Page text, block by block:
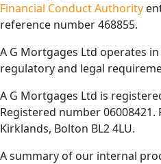
Financial Conduct Authority
reference number 468855.
A G Mortgages Ltd operates
regulatory and legal
A G Mortgages Ltd is
Registered number 06008421.
Kirklands, Bolton BL2 4LU.
A summary of our internal